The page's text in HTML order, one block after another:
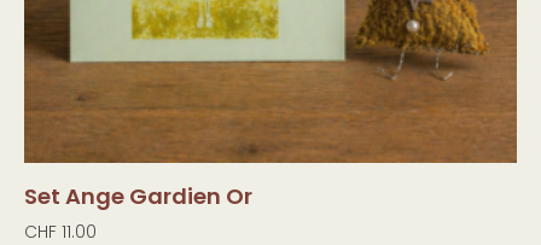
Set Ange Gardien Or
CHF 11.00